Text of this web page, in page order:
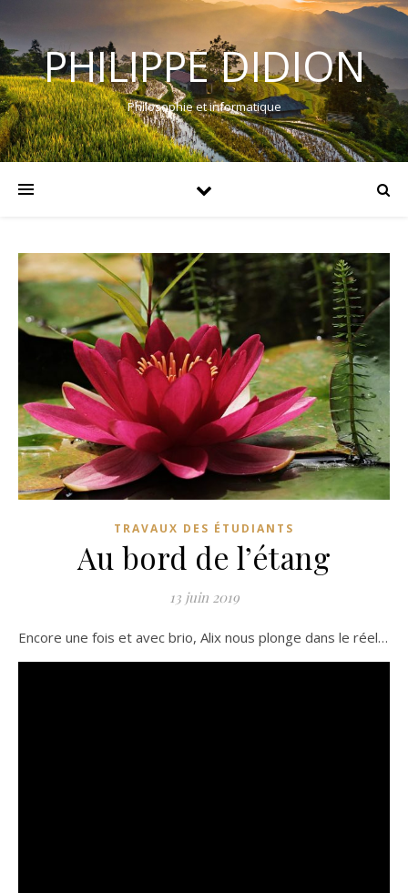
PHILIPPE DIDION
Philosophie et informatique
TRAVAUX DES ÉTUDIANTS
Au bord de l’étang
13 juin 2019
Encore une fois et avec brio, Alix nous plonge dans le réel…